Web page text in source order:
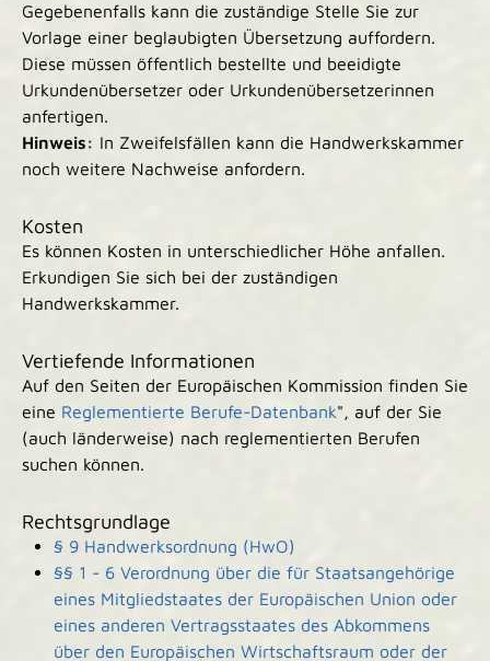
Gegebenenfalls kann die zuständige Stelle Sie zur
Vorlage einer beglaubigten Übersetzung auffordern.
Diese müssen öffentlich bestellte und beeidigte
Urkundenübersetzer oder Urkundenübersetzerinnen
anfertigen.
Hinweis: In Zweifelsfällen kann die Handwerkskammer
noch weitere Nachweise anfordern.
Kosten
Es können Kosten in unterschiedlicher Höhe anfallen.
Erkundigen Sie sich bei der zuständigen
Handwerkskammer.
Vertiefende Informationen
Auf den Seiten der Europäischen Kommission finden Sie
eine Reglementierte Berufe-Datenbank", auf der Sie
(auch länderweise) nach reglementierten Berufen
suchen können.
Rechtsgrundlage
§ 9 Handwerksordnung (HwO)
§§ 1 - 6 Verordnung über die für Staatsangehörige
eines Mitgliedstaates der Europäischen Union oder
eines anderen Vertragsstaates des Abkommens
über den Europäischen Wirtschaftsraum oder der